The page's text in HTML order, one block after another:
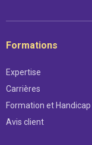
Formations
Expertise
Carrières
Formation et Handicap
Avis client